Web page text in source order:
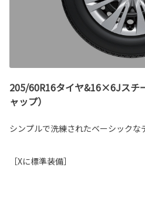
205/60R16タイヤ&16×6Jスチ
ャップ）
シンプルで洗練されたベーシックな
［Xに標準装備］